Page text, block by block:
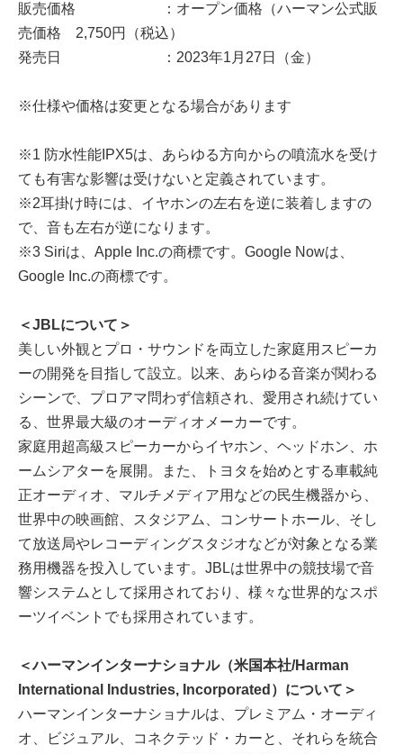
販売価格 ：オープン価格（ハーマン公式販
売価格 2,750円（税込）
発売日 ：2023年1月27日（金）
※仕様や価格は変更となる場合があります
※1 防水性能IPX5は、あらゆる方向からの噴流水を受け
ても有害な影響は受けないと定義されています。
※2耳掛け時には、イヤホンの左右を逆に装着しますの
で、音も左右が逆になります。
※3 Siriは、Apple Inc.の商標です。Google Nowは、
Google Inc.の商標です。
＜JBLについて＞
美しい外観とプロ・サウンドを両立した家庭用スピーカ
ーの開発を目指して設立。以来、あらゆる音楽が関わる
シーンで、プロアマ問わず信頼され、愛用され続けてい
る、世界最大級のオーディオメーカーです。
家庭用超高級スピーカーからイヤホン、ヘッドホン、ホ
ームシアターを展開。また、トヨタを始めとする車載純
正オーディオ、マルチメディア用などの民生機器から、
世界中の映画館、スタジアム、コンサートホール、そし
て放送局やレコーディングスタジオなどが対象となる業
務用機器を投入しています。JBLは世界中の競技場で音
響システムとして採用されており、様々な世界的なスポ
ーツイベントでも採用されています。
＜ハーマンインターナショナル（米国本社/Harman
International Industries, Incorporated）について＞
ハーマンインターナショナルは、プレミアム・オーディ
オ、ビジュアル、コネクテッド・カーと、それらを統合